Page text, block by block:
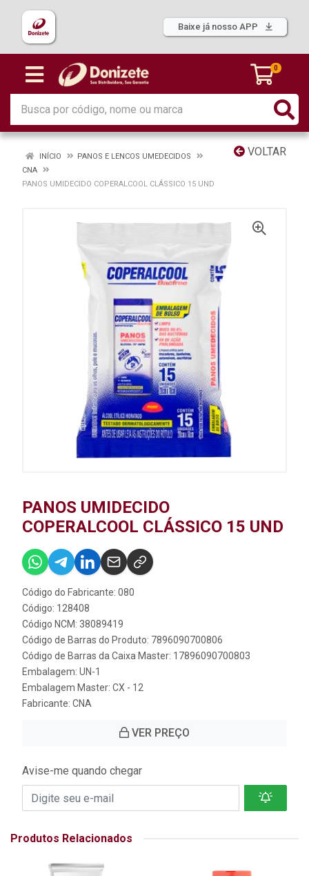
Baixe já nosso APP
0
VOLTAR
INÍCIO
PANOS E LENCOS UMEDECIDOS
CNA
PANOS UMIDECIDO COPERALCOOL CLÁSSICO 15 UND
PANOS UMIDECIDO
COPERALCOOL CLÁSSICO 15 UND
Código do Fabricante: 080
Código: 128408
Código NCM: 38089419
Código de Barras do Produto: 7896090700806
Código de Barras da Caixa Master: 17896090700803
Embalagem: UN-1
Embalagem Master: CX - 12
Fabricante: CNA
VER PREÇO
Avise-me quando chegar
Produtos Relacionados